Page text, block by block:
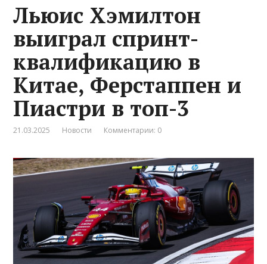
Льюис Хэмилтон
выиграл спринт-
квалификацию в
Китае, Ферстаппен и
Пиастри в топ-3
21.03.2025 Новости Комментарии: 0